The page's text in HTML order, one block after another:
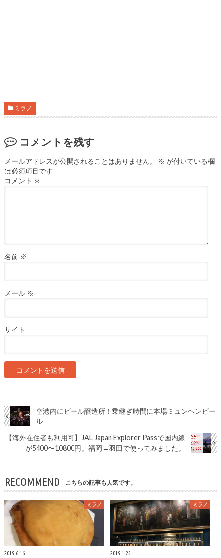
ミラノ
コメントを残す
メールアドレスが公開されることはありません。 ※ が付いている欄
は必須項目です
コメント ※
名前 ※
メール ※
サイト
空港内にビール醸造所！乗継ぎ時間に本場ミュンヘンビー
ル
【海外在住者も利用可】JAL Japan Explorer Passで国内線
が5400〜10800円。福岡→羽田で使ってみました。
RECOMMEND こちらの記事も人気です。
ミラノ
2019.6.16
ミラノ
2019.1.25